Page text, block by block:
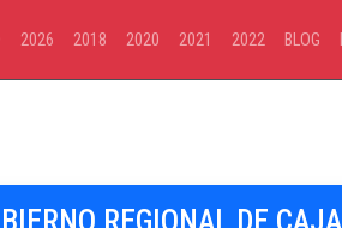
2026 2018 2020 2021 2022 BLOG